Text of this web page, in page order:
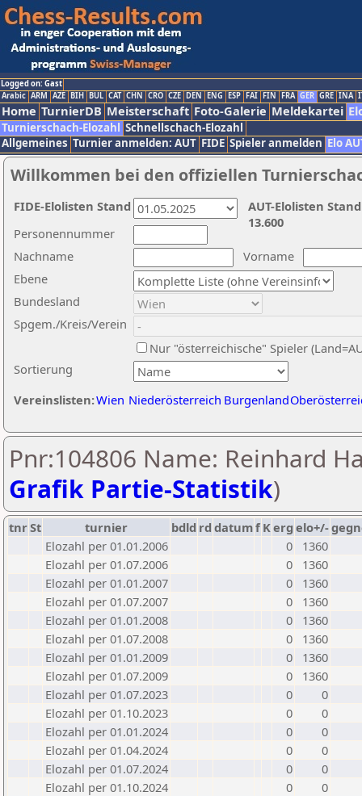
Logged on: Gast
Arabic ARM AZE BIH BUL CAT CHN CRO CZE DEN ENG ESP FAI FIN FRA GER GRE INA
Home TurnierDB Meisterschaft Foto-Galerie Meldekartei
Turnierschach-Elozahl Schnellschach-Elozahl
Allgemeines Turnier anmelden: AUT FIDE Spieler anmelden Elo
Willkommen bei den offiziellen
Nachname
Vorname
Ebene
Sortierung
Personennummer
Bundesland
Spgem./Kreis/Verein
Nur "österreichische" Spieler
Vereinslisten:Wien Niederösterreich Burgenland
AUT-Elolisten
13.600
FIDE-Elolisten Stand
Pnr:104806 Name: Reinhard
Grafik Partie-Statistik)
tnrSt turnier bdld rd datumf Kerg elo+/-
Elozahl per 01.01.2006
0
1360
Elozahl per 01.07.2006
0
1360
Elozahl per 01.01.2007
0
1360
Elozahl per 01.07.2007
0
1360
Elozahl per 01.01.2008
0
1360
Elozahl per 01.07.2008
0
1360
Elozahl per 01.01.2009
0
1360
Elozahl per 01.07.2009
0
1360
Elozahl per 01.07.2023
0
0
Elozahl per 01.10.2023
0
0
Elozahl per 01.01.2024
0
0
Elozahl per 01.04.2024
0
0
Elozahl per 01.07.2024
0
0
Elozahl per 01.10.2024
0
0